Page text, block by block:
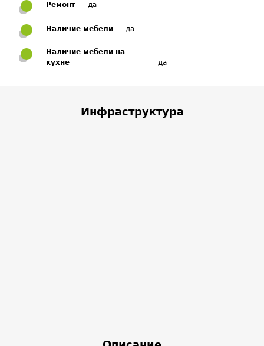
Ремонт да
Наличие мебели да
Наличие мебели на
кухне
да
Инфраструктура